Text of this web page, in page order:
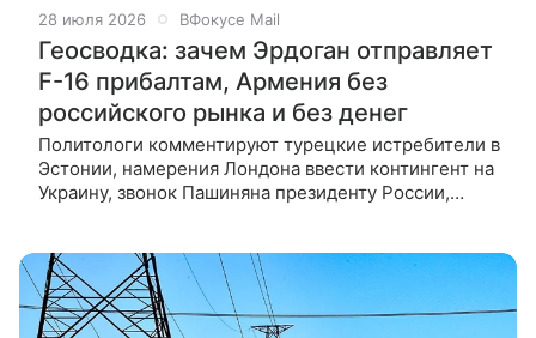
28 июля 2026 ВФокусе Mail
Геосводка: зачем Эрдоган отправляет
F-16 прибалтам, Армения без
российского рынка и без денег
Политологи комментируют турецкие истребители в
Эстонии, намерения Лондона ввести контингент на
Украину, звонок Пашиняна президенту России,